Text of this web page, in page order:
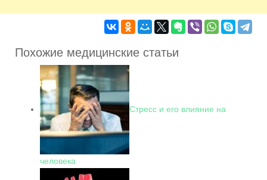
Похожие медицинские статьи
Стресс и его влияние на
человека